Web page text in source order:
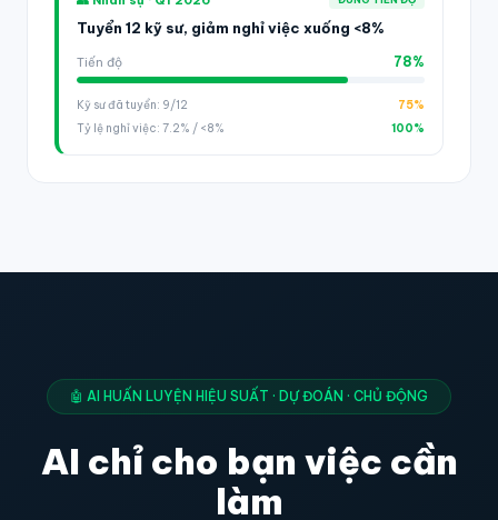
Tuyển 12 kỹ sư, giảm nghỉ việc xuống <8%
Tiến độ 78%
Kỹ sư đã tuyển: 9/12
75%
Tỷ lệ nghỉ việc: 7.2% / <8%
100%
🤖 AI HUẤN LUYỆN HIỆU SUẤT · DỰ ĐOÁN · CHỦ ĐỘNG
AI chỉ cho bạn việc cần
làm